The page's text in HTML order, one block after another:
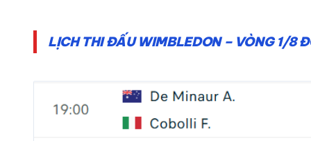
LỊCH THI ĐẤU WIMBLEDON – VÒNG 1/8